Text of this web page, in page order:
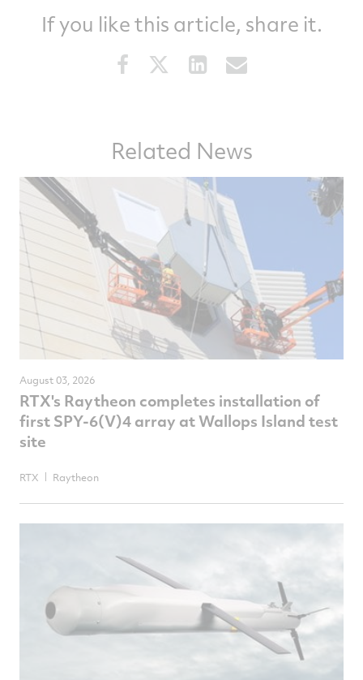
If you like this article, share it.
Share
this
Share
this
Share
this
Related News
August 03, 2026
RTX's Raytheon completes installation of
first SPY-6(V)4 array at Wallops Island test
site
RTX Raytheon